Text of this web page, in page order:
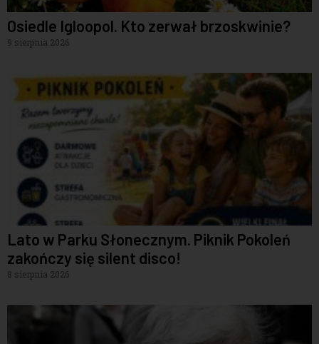
Osiedle Igloopol. Kto zerwał brzoskwinie?
9 sierpnia 2026
Lato w Parku Słonecznym. Piknik Pokoleń
zakończy się silent disco!
8 sierpnia 2026